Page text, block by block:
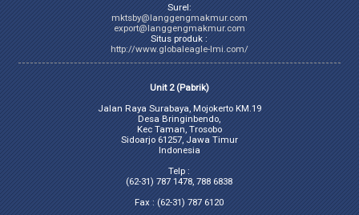
Surel:
mktsby@langgengmakmur.com
export@langgengmakmur.com
Situs produk :
http://www.globaleagle-lmi.com/
Unit 2 (Pabrik)
Jalan Raya Surabaya, Mojokerto KM.19
Desa Bringinbendo,
Kec Taman, Trosobo
Sidoarjo 61257, Jawa Timur
Indonesia
Telp :
(62-31) 787 1478, 788 6838
Fax : (62-31) 787 6120